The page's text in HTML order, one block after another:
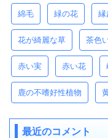
綿毛 緑の花 縁
花が綺麗な草 茶色
赤い実 赤い花
鹿の不嗜好性植物
最近のコメント